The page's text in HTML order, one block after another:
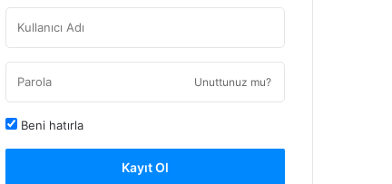
Unuttunuz mu?
Beni hatırla
Kayıt Ol